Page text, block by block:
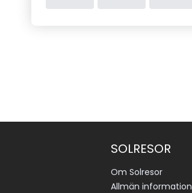
SOLRESOR
Om Solresor
Allmän information